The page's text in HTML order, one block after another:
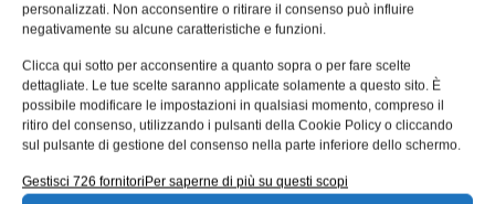
personalizzati. Non acconsentire o ritirare il consenso può influire
negativamente su alcune caratteristiche e funzioni.
Clicca qui sotto per acconsentire a quanto sopra o per fare scelte
dettagliate. Le tue scelte saranno applicate solamente a questo sito. È
possibile modificare le impostazioni in qualsiasi momento, compreso il
ritiro del consenso, utilizzando i pulsanti della Cookie Policy o cliccando
sul pulsante di gestione del consenso nella parte inferiore dello schermo.
Gestisci 726 fornitoriPer saperne di più su questi scopi